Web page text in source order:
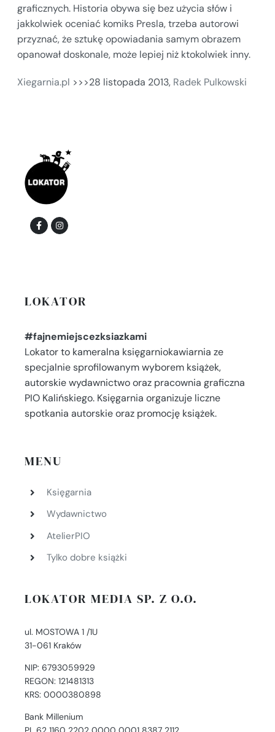
graficznych. Historia obywa się bez użycia słów i
jakkolwiek oceniać komiks Presla, trzeba autorowi
przyznać, że sztukę opowiadania samym obrazem
opanował doskonale, może lepiej niż ktokolwiek inny.
Xiegarnia.pl >>>28 listopada 2013, Radek Pulkowski
LOKATOR
#fajnemiejscezksiazkami
Lokator to kameralna księgarniokawiarnia ze
specjalnie sprofilowanym wyborem książek,
autorskie wydawnictwo oraz pracownia graficzna
PIO Kalińskiego. Księgarnia organizuje liczne
spotkania autorskie oraz promocję książek.
MENU
Księgarnia
Wydawnictwo
AtelierPIO
Tylko dobre książki
LOKATOR MEDIA SP. Z O.O.
ul. MOSTOWA 1 /1U
31-061 Kraków
NIP: 6793059929
REGON: 121481313
KRS: 0000380898
Bank Millenium